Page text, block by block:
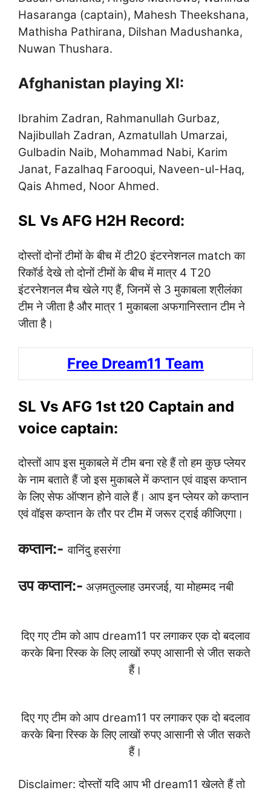
Hasaranga (captain), Mahesh Theekshana,
Mathisha Pathirana, Dilshan Madushanka,
Nuwan Thushara.
Afghanistan playing XI:
Ibrahim Zadran, Rahmanullah Gurbaz,
Najibullah Zadran, Azmatullah Umarzai,
Gulbadin Naib, Mohammad Nabi, Karim
Janat, Fazalhaq Farooqui, Naveen-ul-Haq,
Qais Ahmed, Noor Ahmed.
SL Vs AFG H2H Record:
दोस्तों दोनों टीमों के बीच में टी20 इंटरनेशनल match का
रिकॉर्ड देखे तो दोनों टीमों के बीच में मात्र 4 T20
इंटरनेशनल मैच खेले गए हैं, जिनमें से 3 मुकाबला श्रीलंका
टीम ने जीता है और मात्र 1 मुकाबला अफगानिस्तान टीम ने
जीता है।
Free Dream11 Team
SL Vs AFG 1st t20 Captain and
voice captain:
दोस्तों आप इस मुकाबले में टीम बना रहे हैं तो हम कुछ प्लेयर
के नाम बताते हैं जो इस मुकाबले में कप्तान एवं वाइस कप्तान
के लिए सेफ ऑप्शन होने वाले हैं। आप इन प्लेयर को कप्तान
एवं वॉइस कप्तान के तौर पर टीम में जरूर ट्राई कीजिएगा।
कप्तान:- वानिंदु हसरंगा
उप कप्तान:- अज़मतुल्लाह उमरजई, या मोहम्मद नबी
दिए गए टीम को आप dream11 पर लगाकर एक दो बदलाव
करके बिना रिस्क के लिए लाखों रुपए आसानी से जीत सकते
हैं।
दिए गए टीम को आप dream11 पर लगाकर एक दो बदलाव
करके बिना रिस्क के लिए लाखों रुपए आसानी से जीत सकते
हैं।
Disclaimer: दोस्तों यदि आप भी dream11 खेलते हैं तो